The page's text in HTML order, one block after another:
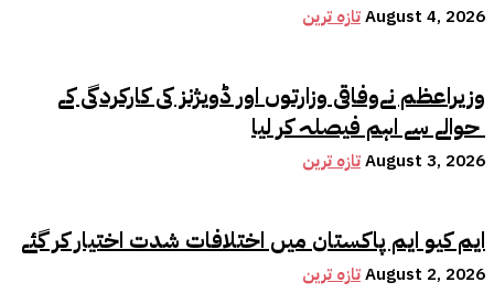
تازہ ترینAugust 4, 2026
وزیراعظم نےوفاقی وزارتوں اور ڈویژنز کی کارکردگی کے
حوالے سے اہم فیصلہ کر لیا
تازہ ترینAugust 3, 2026
ایم کیو ایم پاکستان میں اختلافات شدت اختیار کر گئے
تازہ ترینAugust 2, 2026